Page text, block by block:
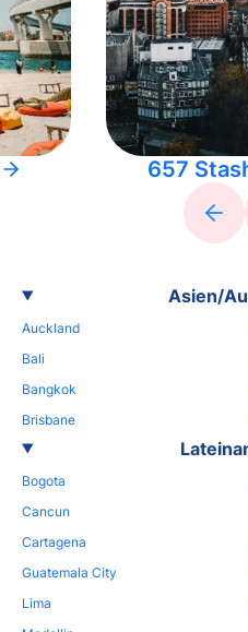
657
Asien/
Auckland
Bali
Bangkok
Brisbane
Bogota
Cancun
Cartagena
Guatemala City
Lima